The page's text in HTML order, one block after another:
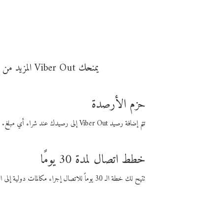
يمنحك Viber Out المزيد من وقت المكالمة مقابل تكلفة أقل من المال. اختر من أحد خيارات الاتصال المرنة ذات السعر المنخفض:
حزم الأرصدة
تتم إضافة رصيد Viber Out إلى رصيدك عند شراء أي مبلغ. باستخدام رصيدك، يمكنك إجراء مكالمات إلى أي رقم في العالم بأسعار فايبر المنخفضة.
خطط اتصال لمدة 30 يومًا
تتيح لك خطة الـ 30 يوماً للاتصال إجراء مكالمات دولية إلى الوجهة التي تختارها لمدة 30 يوماً بأسعار فايبر المنخفضة.